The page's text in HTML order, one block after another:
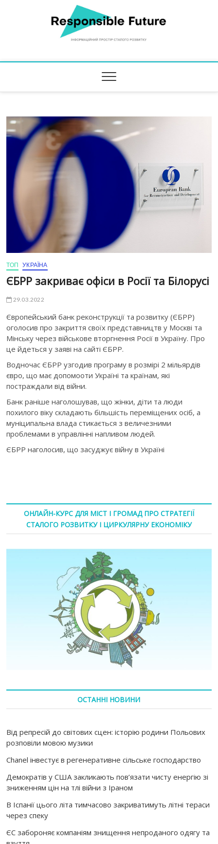
Responsible Future
ТОП УКРАЇНА
ЄБРР закриває офіси в Росії та Білорусі
29.03.2022
Європейський банк реконструкції та розвитку (ЄБРР)
оголосив про закриття своїх представництв у Москві та
Мінську через військове вторгнення Росії в Україну. Про
це йдеться у заяві на сайті ЄБРР.
Водночас ЄБРР узгодив програму в ​​розмірі 2 мільярдів
євро, що має допомооти Україні та країнам, які
постраждали від війни.
Банк раніше наголошував, що жінки, діти та люди
похилого віку складають більшість переміщених осіб, а
муніципальна влада стикається з величезними
проблемами в управлінні напливом людей.
ЄБРР наголосив, що засуджує війну в Україні
ОНЛАЙН-КУРС ДЛЯ МІСТ І ГРОМАД ПРО СТРАТЕГІЇ
СТАЛОГО РОЗВИТКУ І ЦИРКУЛЯРНУ ЕКОНОМІКУ
ОСТАННІ НОВИНИ
Від репресій до світових сцен: історію родини Польових
розповіли мовою музики
Chanel інвестує в регенеративне сільське господарство
Демократів у США закликають пов’язати чисту енергію зі
зниженням цін на тлі війни з Іраном
В Іспанії цього літа тимчасово закриватимуть літні тераси
через спеку
ЄС забороняє компаніям знищення непроданого одягу та